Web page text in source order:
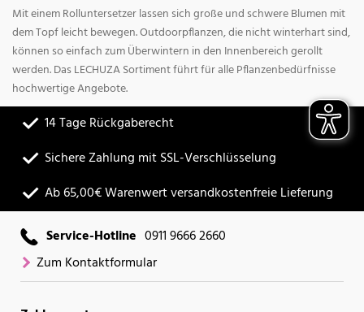
Mit einem Rolluntersetzer lassen sich große und schwere Blumen mit
dem Topf leicht bewegen. Outdoorpflanzen, die nicht winterhart sind,
können so einfach zum Überwintern in den Innenbereich gerollt
werden. Das LECHUZA Sortiment führt für alle Pflanzenbedürfnisse
hochwertige Angebote.
14 Tage Rückgaberecht
Sichere Zahlung mit SSL-Verschlüsselung
Ab 65,00€ Warenwert versandkostenfreie Lieferung
Service-Hotline 0911 9666 2660
Zum Kontaktformular